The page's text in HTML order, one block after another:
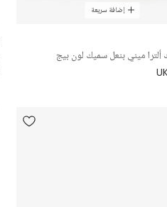
إضافة سريعة
ميني بنعل سميك لون بيج